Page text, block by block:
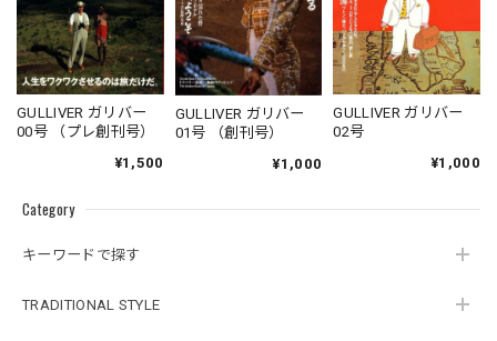
Category
キーワードで探す
TRADITIONAL STYLE
GULLIVER ガリバー
00号 （プレ創刊号）
¥1,500
GULLIVER ガリバー
01号 （創刊号）
¥1,000
GULLIVER ガリバー
02号
¥1,000